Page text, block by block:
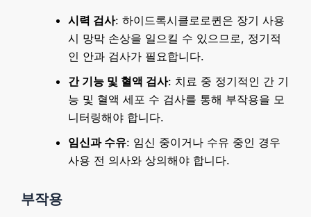
시력 검사: 하이드록시클로로퀸은 장기 사용
시 망막 손상을 일으킬 수 있으므로, 정기적
인 안과 검사가 필요합니다.
간 기능 및 혈액 검사: 치료 중 정기적인 간 기
능 및 혈액 세포 수 검사를 통해 부작용을 모
니터링해야 합니다.
임신과 수유: 임신 중이거나 수유 중인 경우
사용 전 의사와 상의해야 합니다.
부작용